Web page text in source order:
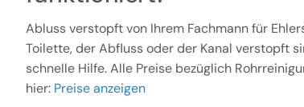
Abluss verstopft von Ihrem Fachmann für
Toilette, der Abfluss oder der Kanal verstopft
schnelle Hilfe. Alle Preise bezüglich
hier: Preise anzeigen